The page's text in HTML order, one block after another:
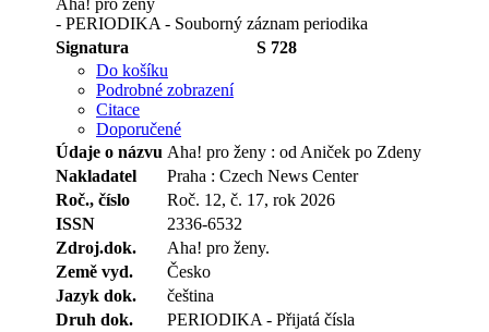
- PERIODIKA - Souborný záznam periodika
Signatura
S 728
Do košíku
Podrobné zobrazení
Citace
Doporučené
Údaje o názvu Aha! pro ženy : od Aniček po Zdeny
Nakladatel
Praha : Czech News Center
Roč., číslo
Roč. 12, č. 17, rok 2026
ISSN
2336-6532
Zdroj.dok.
Aha! pro ženy.
Země vyd.
Česko
Jazyk dok.
čeština
Druh dok.
PERIODIKA - Přijatá čísla